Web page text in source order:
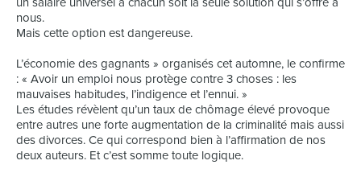
nous.
Mais cette option est dangereuse.
L’économie des gagnants » organisés cet automne, le confirme
: « Avoir un emploi nous protège contre 3 choses : les
mauvaises habitudes, l’indigence et l’ennui. »
Les études révèlent qu’un taux de chômage élevé provoque
entre autres une forte augmentation de la criminalité mais aussi
des divorces. Ce qui correspond bien à l’affirmation de nos
deux auteurs. Et c’est somme toute logique.